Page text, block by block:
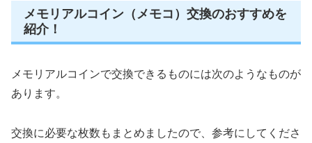
メモリアルコイン（メモコ）交換のおすすめを
紹介！
メモリアルコインで交換できるものには次のようなものが
あります。
交換に必要な枚数もまとめましたので、参考にしてくださ